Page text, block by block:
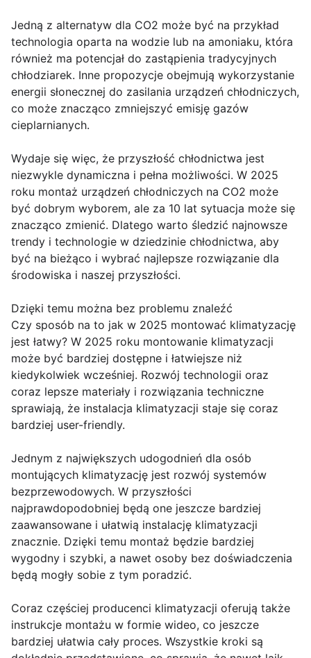
Jedną z alternatyw dla CO2 może być na przykład
technologia oparta na wodzie lub na amoniaku, która
również ma potencjał do zastąpienia tradycyjnych
chłodziarek. Inne propozycje obejmują wykorzystanie
energii słonecznej do zasilania urządzeń chłodniczych,
co może znacząco zmniejszyć emisję gazów
cieplarnianych.
Wydaje się więc, że przyszłość chłodnictwa jest
niezwykle dynamiczna i pełna możliwości. W 2025
roku montaż urządzeń chłodniczych na CO2 może
być dobrym wyborem, ale za 10 lat sytuacja może się
znacząco zmienić. Dlatego warto śledzić najnowsze
trendy i technologie w dziedzinie chłodnictwa, aby
być na bieżąco i wybrać najlepsze rozwiązanie dla
środowiska i naszej przyszłości.
Dzięki temu można bez problemu znaleźć
Czy sposób na to jak w 2025 montować klimatyzację
jest łatwy? W 2025 roku montowanie klimatyzacji
może być bardziej dostępne i łatwiejsze niż
kiedykolwiek wcześniej. Rozwój technologii oraz
coraz lepsze materiały i rozwiązania techniczne
sprawiają, że instalacja klimatyzacji staje się coraz
bardziej user-friendly.
Jednym z największych udogodnień dla osób
montujących klimatyzację jest rozwój systemów
bezprzewodowych. W przyszłości
najprawdopodobniej będą one jeszcze bardziej
zaawansowane i ułatwią instalację klimatyzacji
znacznie. Dzięki temu montaż będzie bardziej
wygodny i szybki, a nawet osoby bez doświadczenia
będą mogły sobie z tym poradzić.
Coraz częściej producenci klimatyzacji oferują także
instrukcje montażu w formie wideo, co jeszcze
bardziej ułatwia cały proces. Wszystkie kroki są